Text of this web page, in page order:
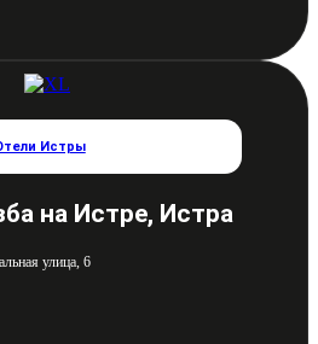
Истры
на Истре, Истра
улица, 6